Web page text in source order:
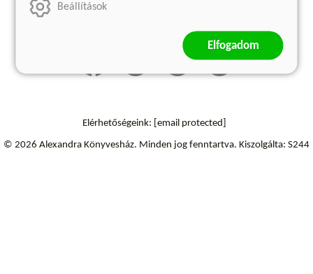
Szállítási információk
Elérhetőségeink: [email protected]
© 2026 Alexandra Könyvesház. Minden jog fenntartva. Kiszolgálta: S244
Beállítások
Elfogadom